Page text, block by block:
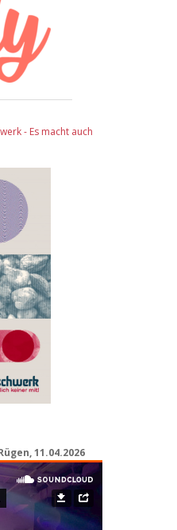
- Es macht auch
11.04.2026